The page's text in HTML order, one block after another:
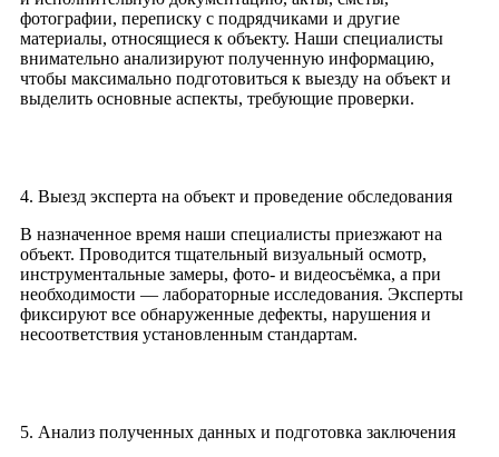
фотографии, переписку с подрядчиками и другие
материалы, относящиеся к объекту. Наши специалисты
внимательно анализируют полученную информацию,
чтобы максимально подготовиться к выезду на объект и
выделить основные аспекты, требующие проверки.
4. Выезд эксперта на объект и проведение обследования
В назначенное время наши специалисты приезжают на
объект. Проводится тщательный визуальный осмотр,
инструментальные замеры, фото- и видеосъёмка, а при
необходимости — лабораторные исследования. Эксперты
фиксируют все обнаруженные дефекты, нарушения и
несоответствия установленным стандартам.
5. Анализ полученных данных и подготовка заключения